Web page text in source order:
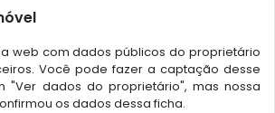
web com dados públicos do proprietário
Você pode fazer a captação desse
"Ver dados do proprietário", mas nossa
os dados dessa ficha.